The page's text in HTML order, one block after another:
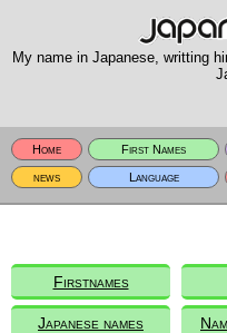
My name in Japanese, writting
Home First Names
news
Language
Firstnames
Japanese names